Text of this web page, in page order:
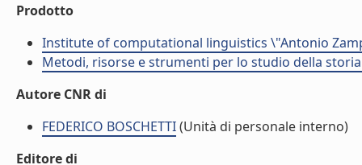
Prodotto
Institute of computational linguistics \"Antonio
Metodi, risorse e strumenti per lo studio della
Autore CNR di
FEDERICO BOSCHETTI(Unità di personale interno)
Editore di